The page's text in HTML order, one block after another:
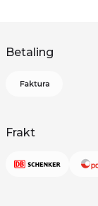
Betaling
Frakt